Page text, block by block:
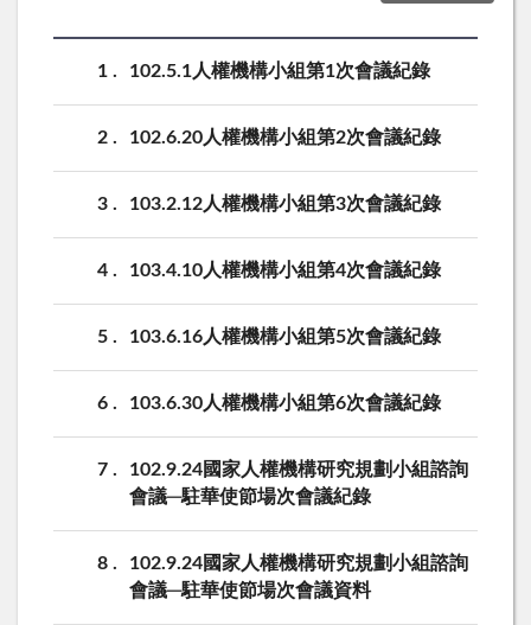
1 102.5.1人權機構小組第1次會議紀錄
2 102.6.20人權機構小組第2次會議紀錄
3 103.2.12人權機構小組第3次會議紀錄
4 103.4.10人權機構小組第4次會議紀錄
5 103.6.16人權機構小組第5次會議紀錄
6 103.6.30人權機構小組第6次會議紀錄
7
102.9.24國家人權機構研究規劃小組諮詢
會議─駐華使節場次會議紀錄
8
102.9.24國家人權機構研究規劃小組諮詢
會議─駐華使節場次會議資料